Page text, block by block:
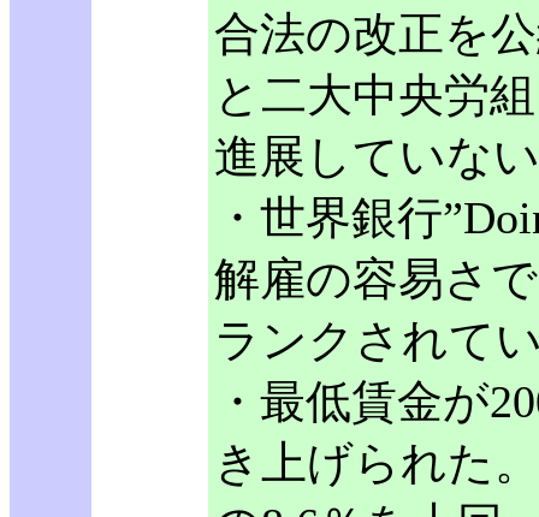
合法の改正を
と二大中央労
進展していな
・世界銀行
解雇の容易さ
ランクされて
・最低賃金が
き上げられた